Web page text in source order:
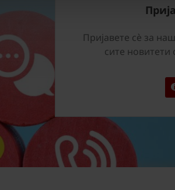
Пријавете сѐ за
сите новитети